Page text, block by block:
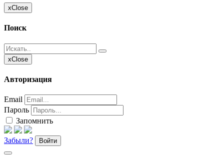
xClose
Поиск
xClose
Авторизация
Email
Пароль
Запомнить
Забыли? Войти